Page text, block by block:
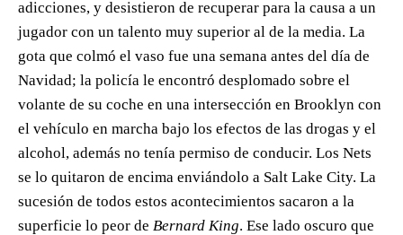
adicciones, y desistieron de recuperar para la causa a un
jugador con un talento muy superior al de la media. La
gota que colmó el vaso fue una semana antes del día de
Navidad; la policía le encontró desplomado sobre el
volante de su coche en una intersección en Brooklyn con
el vehículo en marcha bajo los efectos de las drogas y el
alcohol, además no tenía permiso de conducir. Los Nets
se lo quitaron de encima enviándolo a Salt Lake City. La
sucesión de todos estos acontecimientos sacaron a la
superficie lo peor de Bernard King. Ese lado oscuro que